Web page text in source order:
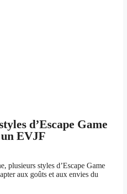
d’Escape Game
EVJF
plusieurs styles d’Escape Game
aux goûts et aux envies du